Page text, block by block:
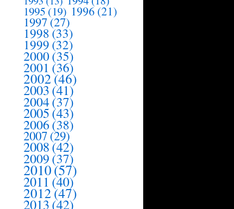
1995 (19) 1996 (21)
1997(27)
1998(33)
1999 (32)
2000(35)
2001 (36)
2002(46)
2003 (41)
2004(37)
2005(43)
2006(38)
2007 (29)
2008(42)
2009 (37)
2010(57)
2011 (40)
2012(47)
2013 (42)